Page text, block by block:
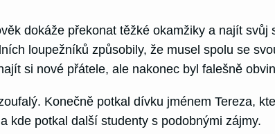
dokáže překonat těžké okamžiky a najít
loupežníků způsobily, že musel spolu se
si nové přátele, ale nakonec byl falešně
Konečně potkal dívku jménem Tereza,
kde potkal další studenty s podobnými zájmy.